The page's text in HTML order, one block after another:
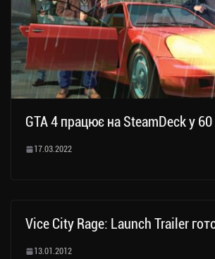
GTA 4 працює на SteamDeck у 60
17.03.2022
Vice City Rage: Launch Trailer
13.01.2012